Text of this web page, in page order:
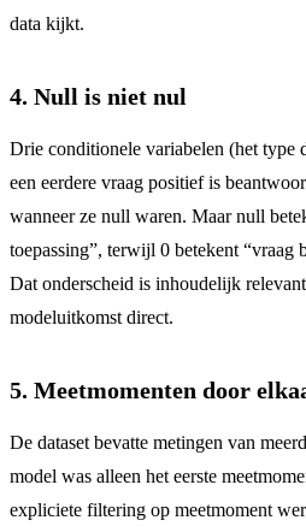
data kijkt.
4. Null is niet nul
Drie conditionele variabelen (het type
een eerdere vraag positief is
wanneer ze null waren. Maar null
toepassing”, terwijl 0 betekent “vraag
Dat onderscheid is inhoudelijk
modeluitkomst direct.
5. Meetmomenten door
De dataset bevatte metingen van
model was alleen het eerste
expliciete filtering op meetmoment